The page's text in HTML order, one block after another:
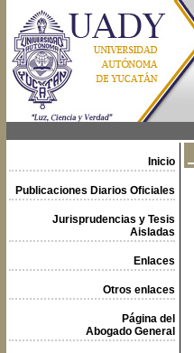
Inicio
Publicaciones Diarios Oficiales
Jurisprudencias y Tesis
Aisladas
Enlaces
Otros enlaces
Página del
Abogado General